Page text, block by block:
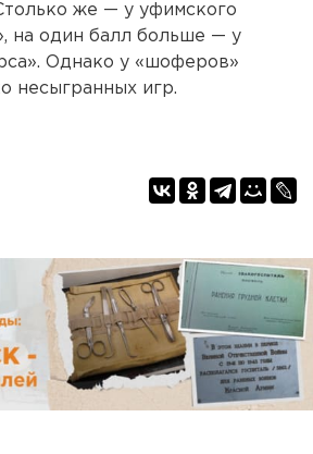
же — у уфимского
на один балл больше — у
Однако у «шоферов»
несыгранных игр.